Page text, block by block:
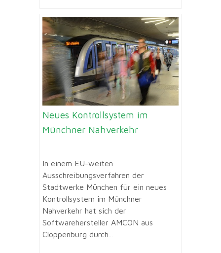
Neues Kontrollsystem im
Münchner Nahverkehr
In einem EU-weiten
Ausschreibungsverfahren der
Stadtwerke München für ein neues
Kontrollsystem im Münchner
Nahverkehr hat sich der
Softwarehersteller AMCON aus
Cloppenburg durch...